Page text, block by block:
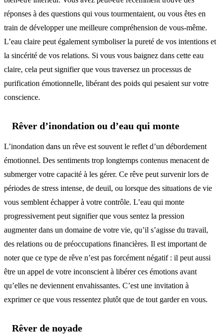
réponses à des questions qui vous tourmentaient, ou vous êtes en
train de développer une meilleure compréhension de vous-même.
L’eau claire peut également symboliser la pureté de vos intentions et
la sincérité de vos relations. Si vous vous baignez dans cette eau
claire, cela peut signifier que vous traversez un processus de
purification émotionnelle, libérant des poids qui pesaient sur votre
conscience.
Rêver d’inondation ou d’eau qui monte
L’inondation dans un rêve est souvent le reflet d’un débordement
émotionnel. Des sentiments trop longtemps contenus menacent de
submerger votre capacité à les gérer. Ce rêve peut survenir lors de
périodes de stress intense, de deuil, ou lorsque des situations de vie
vous semblent échapper à votre contrôle. L’eau qui monte
progressivement peut signifier que vous sentez la pression
augmenter dans un domaine de votre vie, qu’il s’agisse du travail,
des relations ou de préoccupations financières. Il est important de
noter que ce type de rêve n’est pas forcément négatif : il peut aussi
être un appel de votre inconscient à libérer ces émotions avant
qu’elles ne deviennent envahissantes. C’est une invitation à
exprimer ce que vous ressentez plutôt que de tout garder en vous.
Rêver de noyade